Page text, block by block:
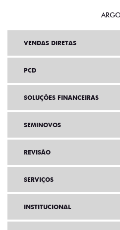
VENDAS DIRETAS
PCD
SOLUÇÕES FINANCEIRAS
SEMINOVOS
REVISÃO
SERVIÇOS
INSTITUCIONAL